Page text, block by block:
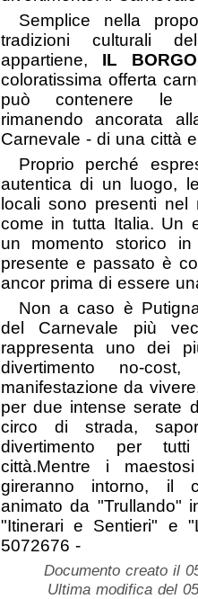
Semplice nella
tradizioni culturali
appartiene, IL
coloratissima offerta
può contenere le
rimanendo ancorata
Carnevale - di una città
Proprio perché
autentica di un luogo,
locali sono presenti nel
come in tutta Italia. Un
un momento storico
presente e passato è
ancor prima di essere
Non a caso è
del Carnevale più
rappresenta uno dei
divertimento no-
manifestazione da
per due intense serate
circo di strada,
divertimento per
città.Mentre i
gireranno intorno, il
animato da "Trullando"
"Itinerari e Sentieri" e
5072676 -
Documento creato il
Ultima modifica del